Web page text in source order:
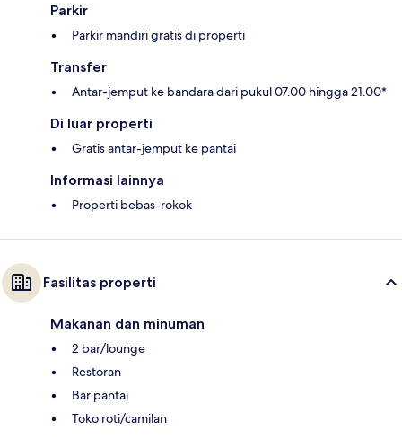
Parkir
Parkir mandiri gratis di properti
Transfer
Antar-jemput ke bandara dari pukul 07.00 hingga 21.00*
Di luar properti
Gratis antar-jemput ke pantai
Informasi lainnya
Properti bebas-rokok
Fasilitas properti
Makanan dan minuman
2 bar/lounge
Restoran
Bar pantai
Toko roti/camilan